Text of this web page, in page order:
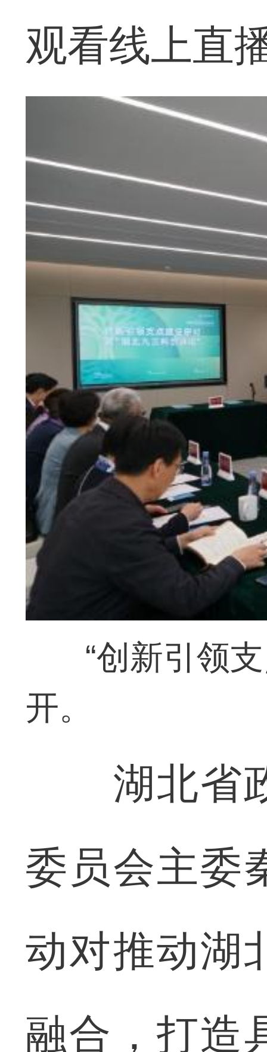
观看线上直
“创新引领
开。
湖北省政
委员会主委
动对推动湖
融合，打造